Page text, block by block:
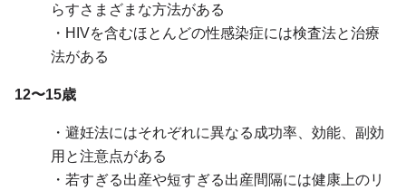
らすさまざまな方法がある
・HIVを含むほとんどの性感染症には検査法と治療
法がある
12〜15歳
・避妊法にはそれぞれに異なる成功率、効能、副効
用と注意点がある
・若すぎる出産や短すぎる出産間隔には健康上のリ